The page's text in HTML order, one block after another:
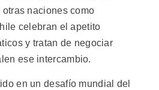
naciones como
celebran el apetito
y tratan de negociar
ese intercambio.
en un desafío mundial del